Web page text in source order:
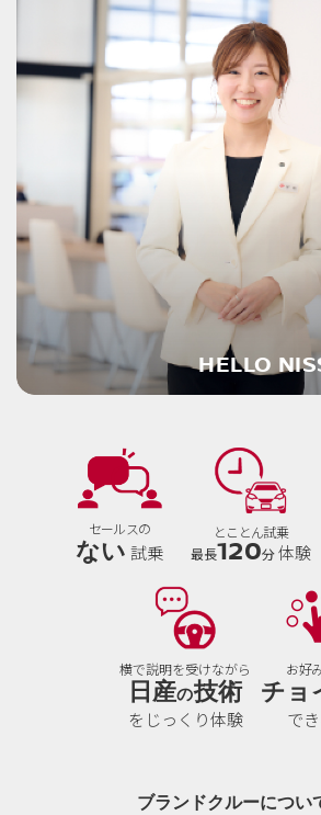
HELLO
セールスの
ない 試乗
とことん試乗
最長120分体験
横で説明を受けながら
日産の技術
をじっくり体験
お好
チョ
で
ブランドクルーについ